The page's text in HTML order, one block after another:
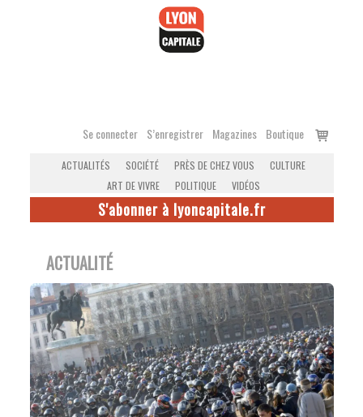
Se connecter S’enregistrer Magazines Boutique
Voir
ACTUALITÉS SOCIÉTÉ PRÈS DE CHEZ VOUS
CULTURE
ART DE VIVRE
POLITIQUE VIDÉOS
S'abonner à lyoncapitale.fr
ACTUALITÉ